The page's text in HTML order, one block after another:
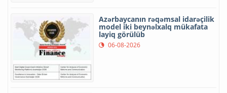
Azərbaycanın rəqəmsal idarəçilik
model iki beynəlxalq mükafata
layiq görülüb
06-08-2026